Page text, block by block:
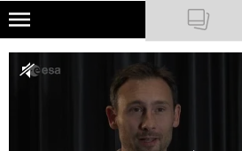
Skip
main
NATIONAL GEOGRAPHIC